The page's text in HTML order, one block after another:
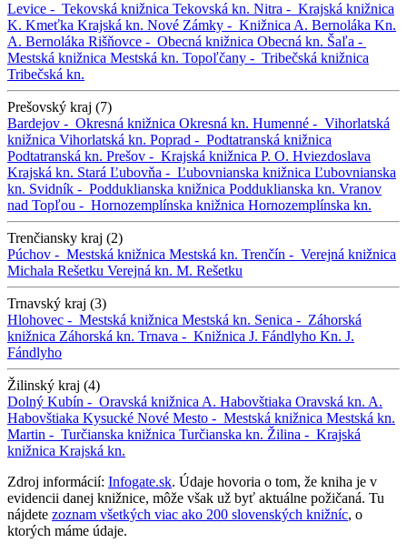
Levice - Tekovská knižnica Tekovská kn. Nitra - Krajská knižnica
K. Kmeťka Krajská kn. Nové Zámky - Knižnica A. Bernoláka Kn.
A. Bernoláka Rišňovce - Obecná knižnica Obecná kn. Šaľa -
Mestská knižnica Mestská kn. Topoľčany - Tribečská knižnica
Tribečská kn.
Prešovský kraj (7)
Bardejov - Okresná knižnica Okresná kn. Humenné - Vihorlatská
knižnica Vihorlatská kn. Poprad - Podtatranská knižnica
Podtatranská kn. Prešov - Krajská knižnica P. O. Hviezdoslava
Krajská kn. Stará Ľubovňa - Ľubovnianska knižnica Ľubovnianska
kn. Svidník - Podduklianska knižnica Podduklianska kn. Vranov
nad Topľou - Hornozemplínska knižnica Hornozemplínska kn.
Trenčiansky kraj (2)
Púchov - Mestská knižnica Mestská kn. Trenčín - Verejná knižnica
Michala Rešetku Verejná kn. M. Rešetku
Trnavský kraj (3)
Hlohovec - Mestská knižnica Mestská kn. Senica - Záhorská
knižnica Záhorská kn. Trnava - Knižnica J. Fándlyho Kn. J.
Fándlyho
Žilinský kraj (4)
Dolný Kubín - Oravská knižnica A. Habovštiaka Oravská kn. A.
Habovštiaka Kysucké Nové Mesto - Mestská knižnica Mestská kn.
Martin - Turčianska knižnica Turčianska kn. Žilina - Krajská
knižnica Krajská kn.
Zdroj informácií: Infogate.sk. Údaje hovoria o tom, že kniha je v
evidencii danej knižnice, môže však už byť aktuálne požičaná. Tu
nájdete zoznam všetkých viac ako 200 slovenských knižníc, o
ktorých máme údaje.